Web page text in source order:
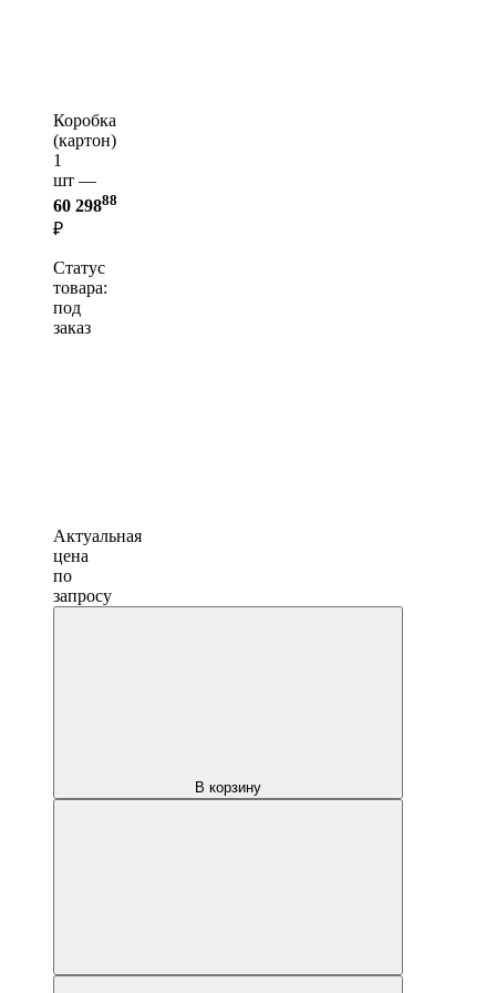
Коробка
(картон)
1
шт —
60 29888
₽
Статус
товара:
под
заказ
Актуальная
цена
по
запросу
В корзину